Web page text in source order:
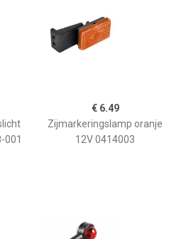
001
€ 6.49
Zijmarkeringslamp oranje
12V 0414003